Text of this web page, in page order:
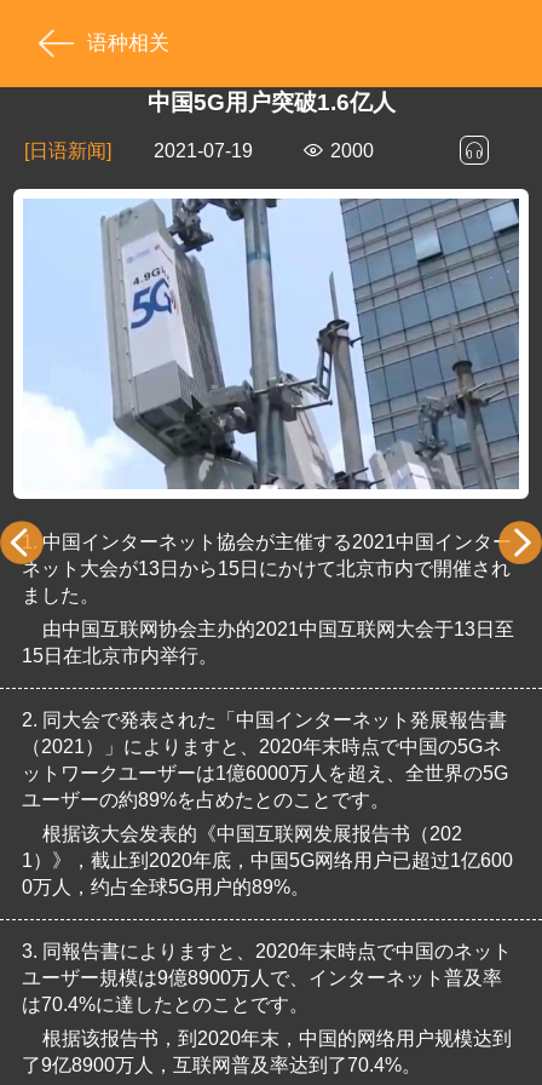
语种相关
中国5G用户突破1.6亿人
[日语新闻] 2021-07-19 2000
1. 中国インターネット協会が主催する2021中国インター
ネット大会が13日から15日にかけて北京市内で開催され
ました。
由中国互联网协会主办的2021中国互联网大会于13日至
15日在北京市内举行。
2. 同大会で発表された「中国インターネット発展報告書
（2021）」によりますと、2020年末時点で中国の5Gネ
ットワークユーザーは1億6000万人を超え、全世界の5G
ユーザーの約89%を占めたとのことです。
根据该大会发表的《中国互联网发展报告书（202
1）》，截止到2020年底，中国5G网络用户已超过1亿600
0万人，约占全球5G用户的89%。
3. 同報告書によりますと、2020年末時点で中国のネット
ユーザー規模は9億8900万人で、インターネット普及率
は70.4%に達したとのことです。
根据该报告书，到2020年末，中国的网络用户规模达到
了9亿8900万人，互联网普及率达到了70.4%。